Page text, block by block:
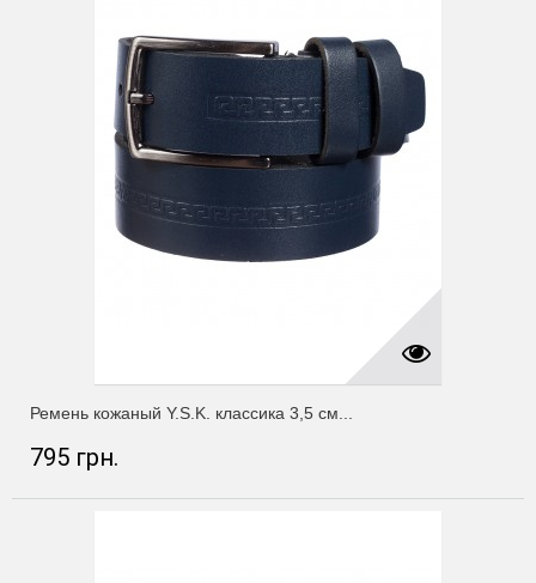
Ремень кожаный Y.S.K. классика 3,5 см...
795 грн.